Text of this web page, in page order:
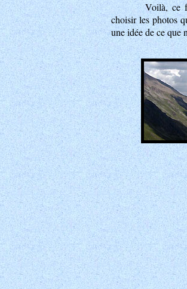
Voilà, ce
choisir les photos
une idée de ce que